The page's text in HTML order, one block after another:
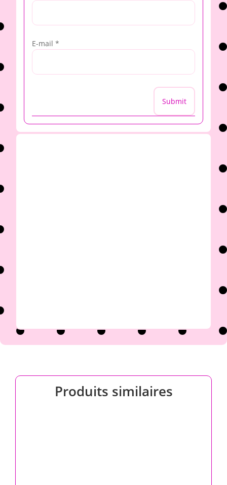
E-mail *
Submit
Produits similaires